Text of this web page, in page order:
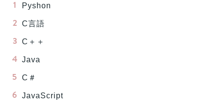
Pyshon
C言語
C＋＋
Java
C＃
JavaScript